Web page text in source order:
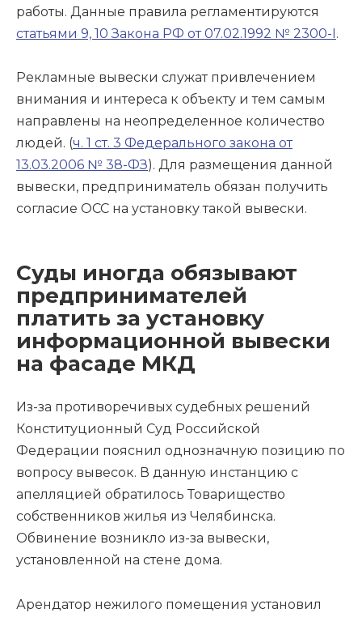
работы. Данные правила регламентируются
статьями 9, 10 Закона РФ от 07.02.1992 № 2300-I .
Рекламные вывески служат привлечением
внимания и интереса к объекту и тем самым
направлены на неопределенное количество
людей. (ч. 1 ст. 3 Федерального закона от
13.03.2006 № 38-ФЗ). Для размещения данной
вывески, предприниматель обязан получить
согласие ОСС на установку такой вывески.
Суды иногда обязывают
предпринимателей
платить за установку
информационной вывески
на фасаде МКД
Из-за противоречивых судебных решений
Конституционный Суд Российской
Федерации пояснил однозначную позицию по
вопросу вывесок. В данную инстанцию с
апелляцией обратилось Товарищество
собственников жилья из Челябинска.
Обвинение возникло из-за вывески,
установленной на стене дома.
Арендатор нежилого помещения установил